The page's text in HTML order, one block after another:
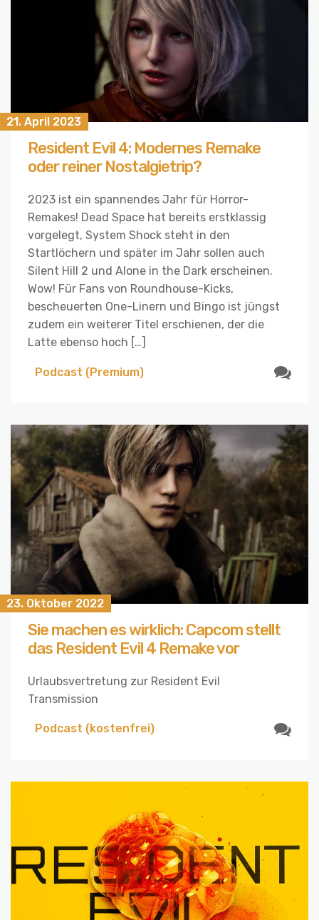
21. April 2023
Resident Evil 4: Modernes Remake
oder reiner Nostalgietrip?
2023 ist ein spannendes Jahr für Horror-
Remakes! Dead Space hat bereits erstklassig
vorgelegt, System Shock steht in den
Startlöchern und später im Jahr sollen auch
Silent Hill 2 und Alone in the Dark erscheinen.
Wow! Für Fans von Roundhouse-Kicks,
bescheuerten One-Linern und Bingo ist jüngst
zudem ein weiterer Titel erschienen, der die
Latte ebenso hoch […]
Podcast (Premium)
23. Oktober 2022
Sie machen es wirklich: Capcom stellt
das Resident Evil 4 Remake vor
Urlaubsvertretung zur Resident Evil
Transmission
Podcast (kostenfrei)